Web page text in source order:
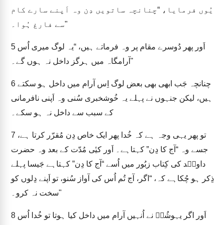
یُوں فرمایا، “چنانچہ ساتویں دِن وہ اَپنے سارے کام
سے فارغ ہُوا۔"
5
آرامگاہ میں ہرگز داخل نہ ہوں گے۔"
6
ہیں، لیکن جنہوں نے پہلے یہ خُوشخبری سُنی وہ اَپنی نافرمانی
کے سبب سے داخل نہ ہو سکے۔
7
جسے وہ “آج کا دِن” کہتاہے۔ اَور کیٔی مُدّت کے بعد وہ حضرت
داویؔد کی کِتاب زبُور میں اُسے “آج کا دِن” کہتاہے جَیسا پہلے
ذِکر ہو چُکاہے کہ، “اگر، آج تُم اُس کی آواز سُنو، تو اَپنے دِلوں کو
سخت نہ کرو۔"
8